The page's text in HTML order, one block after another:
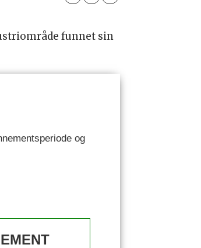
funnet sin
og